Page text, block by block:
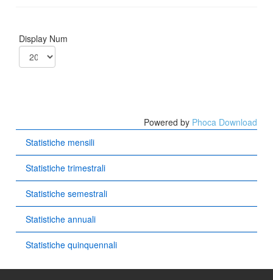
Display Num
Powered by Phoca Download
Statistiche mensili
Statistiche trimestrali
Statistiche semestrali
Statistiche annuali
Statistiche quinquennali